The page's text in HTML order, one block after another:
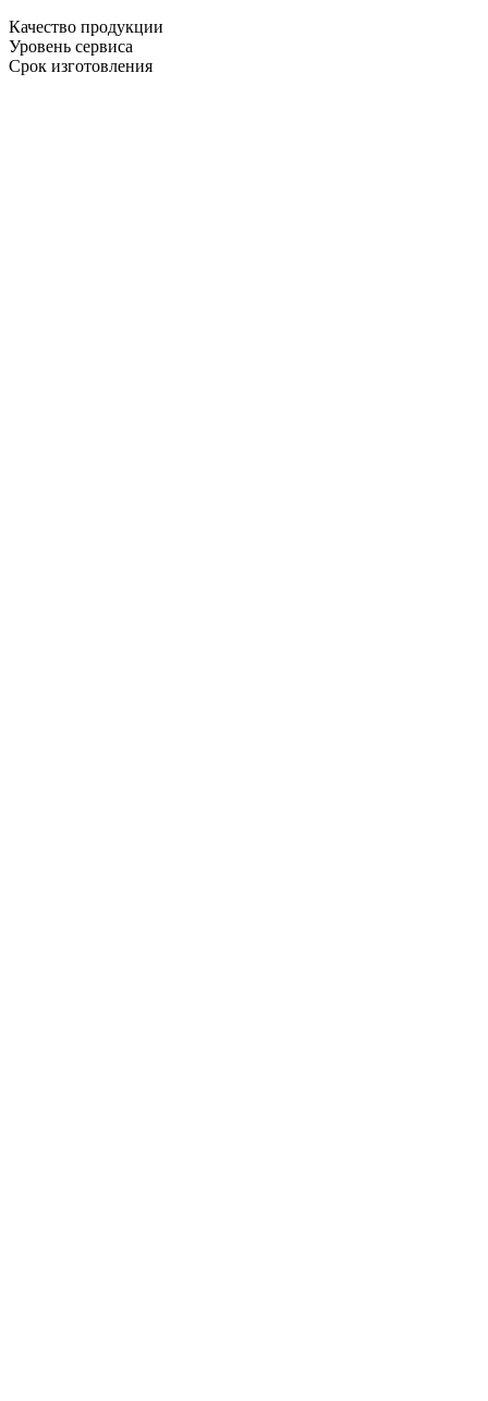
Качество продукции
Уровень сервиса
Срок изготовления